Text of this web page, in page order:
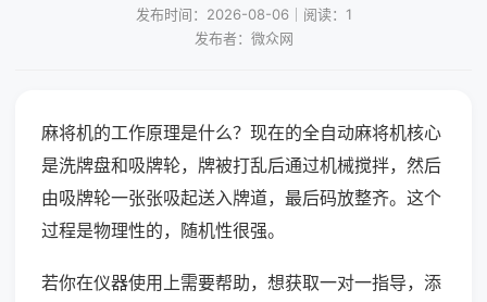
发布时间：2026-08-06｜阅读：1
发布者：微众网
麻将机的工作原理是什么？现在的全自动麻将机核心
是洗牌盘和吸牌轮，牌被打乱后通过机械搅拌，然后
由吸牌轮一张张吸起送入牌道，最后码放整齐。这个
过程是物理性的，随机性很强。
若你在仪器使用上需要帮助，想获取一对一指导，添